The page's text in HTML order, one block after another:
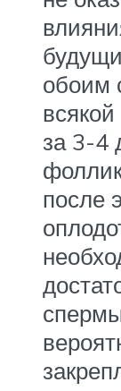
обоим
за 3-4
после